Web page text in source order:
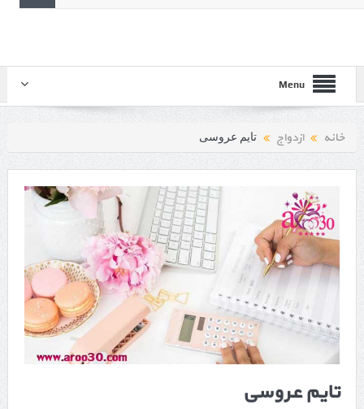
Menu
خانه ازدواج تایم عروسی
تایم عروسی